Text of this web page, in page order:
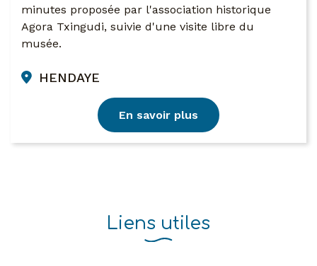
minutes proposée par l'association historique
Agora Txingudi, suivie d'une visite libre du
musée.
HENDAYE
En savoir plus
Liens utiles